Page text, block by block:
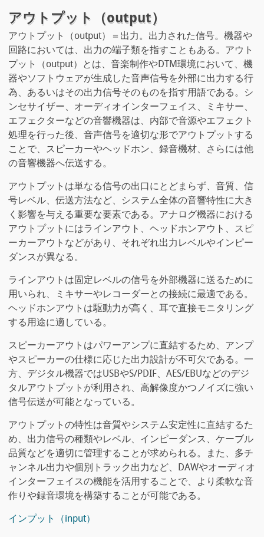
アウトプット（output）
アウトプット（output）＝出力。出力された信号。機器や
回路においては、出力の端子類を指すこともある。アウト
プット（output）とは、音楽制作やDTM環境において、機
器やソフトウェアが生成した音声信号を外部に出力する行
為、あるいはその出力信号そのものを指す用語である。シ
ンセサイザー、オーディオインターフェイス、ミキサー、
エフェクターなどの音響機器は、内部で音源やエフェクト
処理を行った後、音声信号を適切な形でアウトプットする
ことで、スピーカーやヘッドホン、録音機材、さらには他
の音響機器へ伝送する。
アウトプットは単なる信号の出口にとどまらず、音質、信
号レベル、伝送方法など、システム全体の音響特性に大き
く影響を与える重要な要素である。アナログ機器における
アウトプットにはラインアウト、ヘッドホンアウト、スピ
ーカーアウトなどがあり、それぞれ出力レベルやインピー
ダンスが異なる。
ラインアウトは固定レベルの信号を外部機器に送るために
用いられ、ミキサーやレコーダーとの接続に最適である。
ヘッドホンアウトは駆動力が高く、耳で直接モニタリング
する用途に適している。
スピーカーアウトはパワーアンプに直結するため、アンプ
やスピーカーの仕様に応じた出力設計が不可欠である。一
方、デジタル機器ではUSBやS/PDIF、AES/EBUなどのデジ
タルアウトプットが利用され、高解像度かつノイズに強い
信号伝送が可能となっている。
アウトプットの特性は音質やシステム安定性に直結するた
め、出力信号の種類やレベル、インピーダンス、ケーブル
品質などを適切に管理することが求められる。また、多チ
ャンネル出力や個別トラック出力など、DAWやオーディオ
インターフェイスの機能を活用することで、より柔軟な音
作りや録音環境を構築することが可能である。
インプット（input）